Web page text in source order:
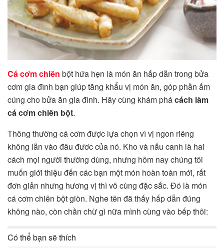
Cá cơm chiên bột hứa hẹn là món ăn hấp dẫn trong bửa
cơm gia đình bạn giúp tăng khẩu vị món ăn, góp phần ấm
cúng cho bửa ăn gia đình. Hãy cùng khám phácách làm
cá cơm chiên bột.
Thông thường cá cơm được lựa chọn vì vị ngon riêng
không lẫn vào đâu đươc của nó. Kho và nấu canh là hai
cách mọi người thường dùng, nhưng hôm nay chúng tôi
muốn giới thiệu đến các bạn một món hoàn toàn mới, rất
đơn giản nhưng hương vị thì vô cùng đặc sắc. Đó là món
cá cơm chiên bột giòn. Nghe tên đã thấy hấp dẫn đúng
không nào, còn chần chừ gì nữa mình cùng vào bếp thôi:
Có thể bạn sẽ thích